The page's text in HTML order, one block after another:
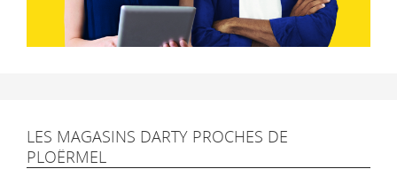
LES MAGASINS DARTY PROCHES DE
PLOËRMEL